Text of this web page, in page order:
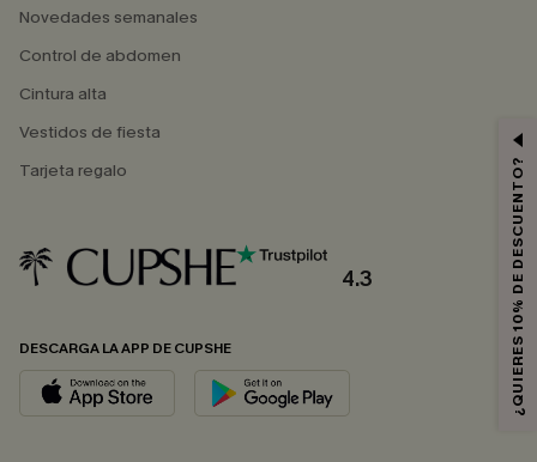
Novedades semanales
Control de abdomen
Cintura alta
Vestidos de fiesta
Tarjeta regalo
4.3
DESCARGA LA APP DE CUPSHE ¿QUIERES 10% DE DESCUENTO?